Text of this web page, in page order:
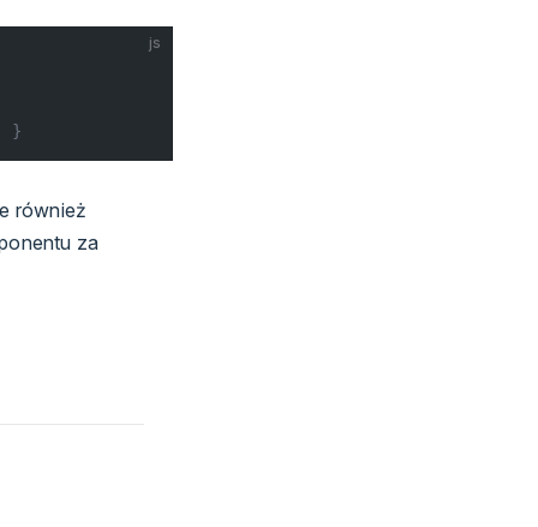
js
}
również
za